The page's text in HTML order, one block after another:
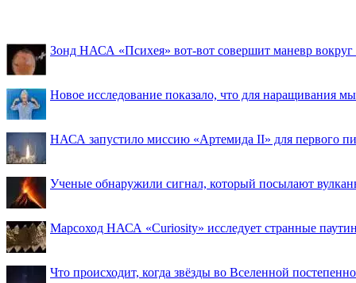
Зонд НАСА «Психея» вот-вот совершит маневр вокруг
Новое исследование показало, что для наращивания
НАСА запустило миссию «Артемида II» для первого
Ученые обнаружили сигнал, который посылают
Марсоход НАСА «Curiosity» исследует странные
Что происходит, когда звёзды во Вселенной